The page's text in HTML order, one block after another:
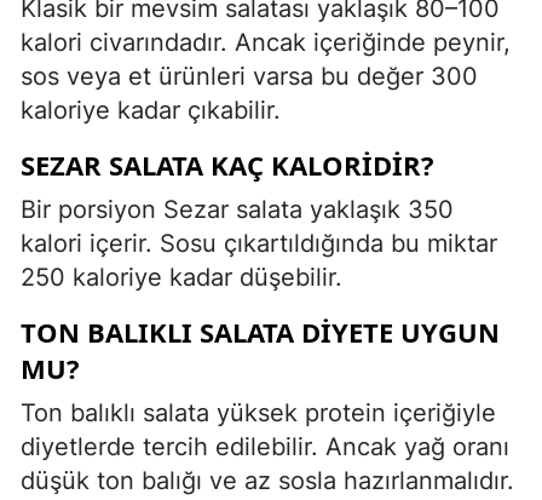
Klasik bir mevsim salatası yaklaşık 80–100
kalori civarındadır. Ancak içeriğinde peynir,
sos veya et ürünleri varsa bu değer 300
kaloriye kadar çıkabilir.
SEZAR SALATA KAÇ KALORIDIR?
Bir porsiyon Sezar salata yaklaşık 350
kalori içerir. Sosu çıkartıldığında bu miktar
250 kaloriye kadar düşebilir.
TON BALIKLI SALATA DIYETE UYGUN
MU?
Ton balıklı salata yüksek protein içeriğiyle
diyetlerde tercih edilebilir. Ancak yağ oranı
düşük ton balığı ve az sosla hazırlanmalıdır.